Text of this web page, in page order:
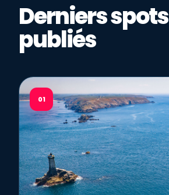
Derniers spots
publiés
01